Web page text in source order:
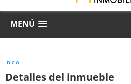
MENÚ
Inicio
Detalles del inmueble